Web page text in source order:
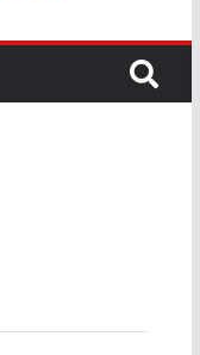
ORARI Riau
Diskominfotik